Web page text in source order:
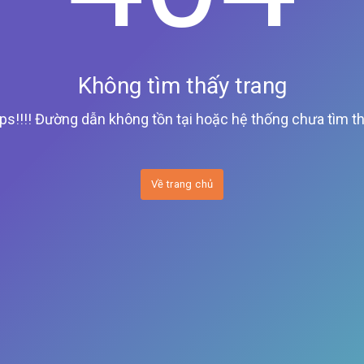
Không tìm thấy trang
Đường dẫn không tồn tại hoặc hệ thống chưa tìm
Về trang chủ